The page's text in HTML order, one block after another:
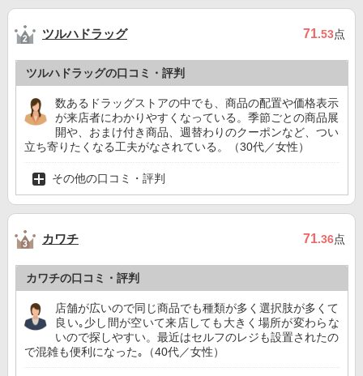
ツルハドラッグ 71.53点
ツルハドラッグの口コミ・評判
数あるドラッグストアの中でも、商品の配置や価格表示
が来店者にわかりやすくなっている。季節ごとの商品展
開や、おまけ付き商品、週替わりのクーポンなど、つい
立ち寄りたくなる工夫がなされている。（30代／女性）
その他の口コミ・評判
カワチ 71.36点
カワチの口コミ・評判
店舗が広いので同じ商品でも種類が多く選択肢が多くて
良い｡少し間が空いて来店しても大きく場所が変わらな
いので探しやすい。最近はセルフのレジも設置されたの
で混雑も便利になった｡（40代／女性）